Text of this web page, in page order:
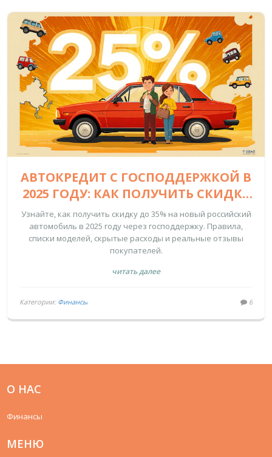
АВТОКРЕДИТ С ГОСПОДДЕРЖКОЙ В
2025 ГОДУ: КАК ПОЛУЧИТЬ СКИДКУ
ДО 35% НА РОССИЙСКИЙ
АВТОМОБИЛЬ
Узнайте, как получить скидку до 35% на новый российский
автомобиль в 2025 году через господдержку. Правила,
списки моделей, скрытые расходы и реальные отзывы
покупателей.
читать далее
Категории: Финансы 6
О НАС
Финансы
МЕНЮ